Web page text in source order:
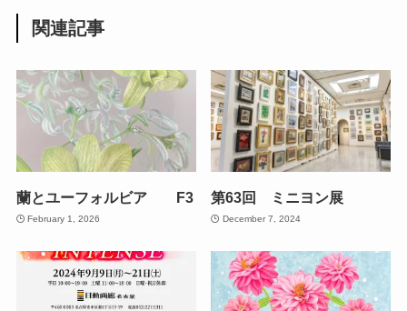
関連記事
蘭とユーフォルビア F3
February 1, 2026
第63回 ミニヨン展
December 7, 2024